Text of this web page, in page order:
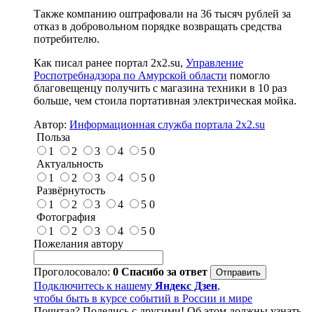
Также компанию оштрафовали на 36 тысяч рублей за
отказ в добровольном порядке возвращать средства
потребителю.
Как писал ранее портал 2х2.su, Управление
Роспотребнадзора по Амурской области помогло
благовещенцу получить с магазина техники в 10 раз
больше, чем стоила портативная электрическая мойка.
Автор: Информационная служба портала 2x2.su
Польза
1
2 3 4 5 0
Актуальность
1
2 3 4 5 0
Развёрнутость
1
2 3 4 5 0
Фотография
1
2 3 4 5 0
Пожелания автору
Проголосовало: 0 Спасибо за ответ
Подключитесь к нашему Яндекс Дзен,
чтобы быть в курсе событий в России и мире